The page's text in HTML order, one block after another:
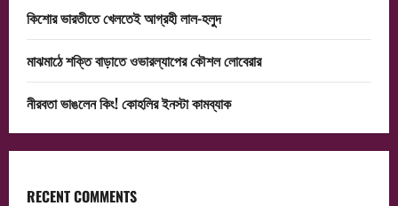
কিশোর ভারতীতে খেলতেই আগ্রহী লাল-হলুদ
মাঝমাঠে শক্তি বাড়াতে ওভারল্যাপের কৌশল লোবেরার
নীরবতা ভাঙলেন কিং! কোহলির ইনস্টা কামব্যাক
RECENT COMMENTS